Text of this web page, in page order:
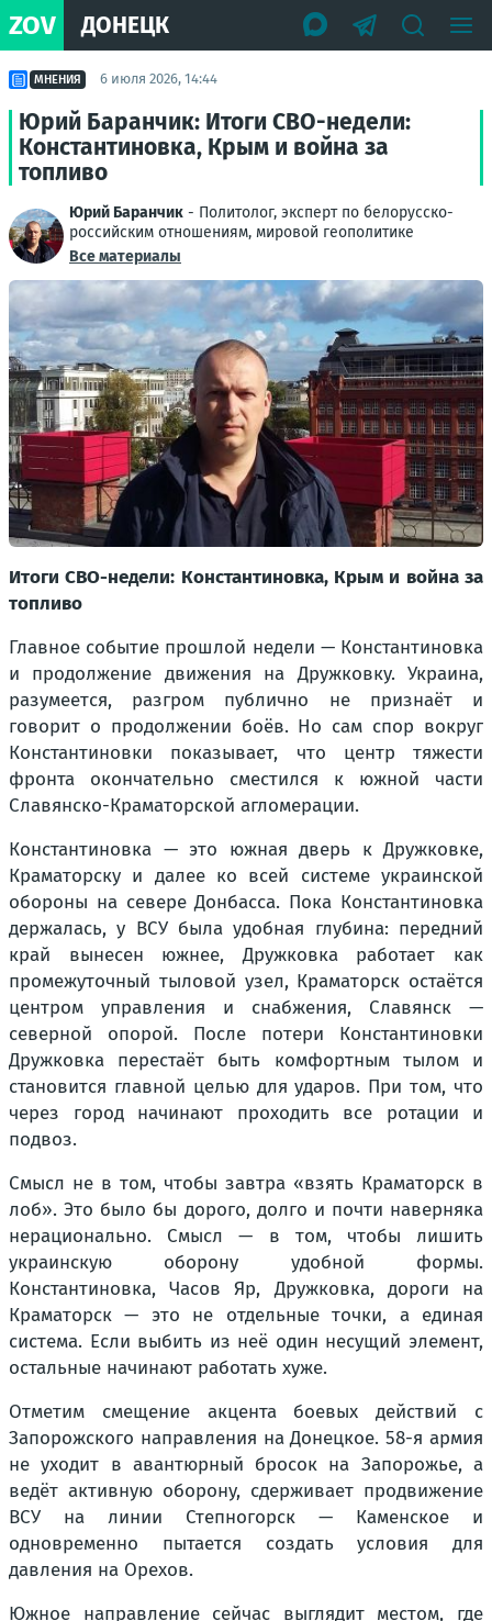
ZOV ДОНЕЦК
МНЕНИЯ 6 июля 2026, 14:44
Юрий Баранчик: Итоги СВО-недели:
Константиновка, Крым и война за
топливо
Юрий Баранчик - Политолог, эксперт по белорусско-
российским отношениям, мировой геополитике
Все материалы
Итоги СВО-недели: Константиновка, Крым и война за
топливо
Главное событие прошлой недели — Константиновка
и продолжение движения на Дружковку. Украина,
разумеется, разгром публично не признаёт и
говорит о продолжении боёв. Но сам спор вокруг
Константиновки показывает, что центр тяжести
фронта окончательно сместился к южной части
Славянско-Краматорской агломерации.
Константиновка — это южная дверь к Дружковке,
Краматорску и далее ко всей системе украинской
обороны на севере Донбасса. Пока Константиновка
держалась, у ВСУ была удобная глубина: передний
край вынесен южнее, Дружковка работает как
промежуточный тыловой узел, Краматорск остаётся
центром управления и снабжения, Славянск —
северной опорой. После потери Константиновки
Дружковка перестаёт быть комфортным тылом и
становится главной целью для ударов. При том, что
через город начинают проходить все ротации и
подвоз.
Смысл не в том, чтобы завтра «взять Краматорск в
лоб». Это было бы дорого, долго и почти наверняка
нерационально. Смысл — в том, чтобы лишить
украинскую оборону удобной формы.
Константиновка, Часов Яр, Дружковка, дороги на
Краматорск — это не отдельные точки, а единая
система. Если выбить из неё один несущий элемент,
остальные начинают работать хуже.
Отметим смещение акцента боевых действий с
Запорожского направления на Донецкое. 58-я армия
не уходит в авантюрный бросок на Запорожье, а
ведёт активную оборону, сдерживает продвижение
ВСУ на линии Степногорск — Каменское и
одновременно пытается создать условия для
давления на Орехов.
Южное направление сейчас выглядит местом, где